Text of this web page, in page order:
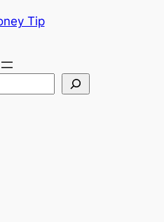
Tip